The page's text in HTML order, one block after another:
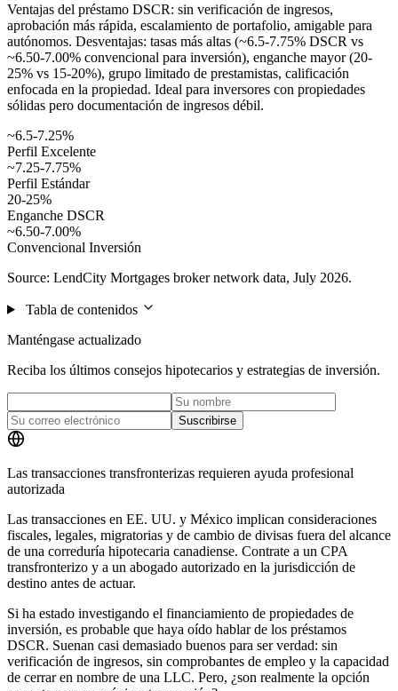
Ventajas del préstamo DSCR: sin verificación de ingresos,
aprobación más rápida, escalamiento de portafolio, amigable para
autónomos. Desventajas: tasas más altas (~6.5-7.75% DSCR vs
~6.50-7.00% convencional para inversión), enganche mayor (20-
25% vs 15-20%), grupo limitado de prestamistas, calificación
enfocada en la propiedad. Ideal para inversores con propiedades
sólidas pero documentación de ingresos débil.
~6.5-7.25%
Perfil Excelente
~7.25-7.75%
Perfil Estándar
20-25%
Enganche DSCR
~6.50-7.00%
Convencional Inversión
Source: LendCity Mortgages broker network data, July 2026.
Tabla de contenidos
Manténgase actualizado
Reciba los últimos consejos hipotecarios y estrategias de inversión.
Suscribirse
Las transacciones transfronterizas requieren ayuda profesional
autorizada
Las transacciones en EE. UU. y México implican consideraciones
fiscales, legales, migratorias y de cambio de divisas fuera del alcance
de una correduría hipotecaria canadiense. Contrate a un CPA
transfronterizo y a un abogado autorizado en la jurisdicción de
destino antes de actuar.
Si ha estado investigando el financiamiento de propiedades de
inversión, es probable que haya oído hablar de los préstamos
DSCR. Suenan casi demasiado buenos para ser verdad: sin
verificación de ingresos, sin comprobantes de empleo y la capacidad
de cerrar en nombre de una LLC. Pero, ¿son realmente la opción